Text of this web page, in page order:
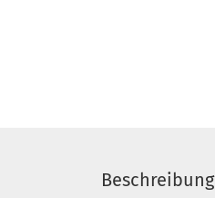
Beschreibung